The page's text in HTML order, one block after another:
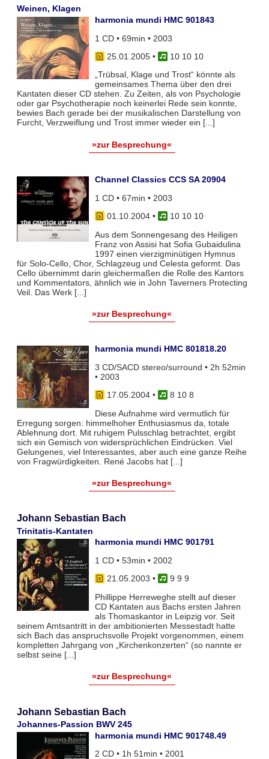
Weinen, Klagen
harmonia mundi HMC 901843
1 CD • 69min • 2003
25.01.2005•
10 10 10
„Trübsal, Klage und Trost“ könnte als
gemeinsames Thema über den drei
Kantaten dieser CD stehen. Zu Zeiten, als von Psychologie
oder gar Psychotherapie noch keinerlei Rede sein konnte,
bewies Bach gerade bei der musikalischen Darstellung von
Furcht, Verzweiflung und Trost immer wieder ein [...]
»zur Besprechung«
Channel Classics CCS SA 20904
1 CD • 67min • 2003
01.10.2004•
10 10 10
Aus dem Sonnengesang des Heiligen
Franz von Assisi hat Sofia Gubaidulina
1997 einen vierzigminütigen Hymnus
für Solo-Cello, Chor, Schlagzeug und Celesta geformt. Das
Cello übernimmt darin gleichermaßen die Rolle des Kantors
und Kommentators, ähnlich wie in John Taverners Protecting
Veil. Das Werk [...]
»zur Besprechung«
harmonia mundi HMC 801818.20
3 CD/SACD stereo/surround • 2h 52min
• 2003
17.05.2004•
8 10 8
Diese Aufnahme wird vermutlich für
Erregung sorgen: himmelhoher Enthusiasmus da, totale
Ablehnung dort. Mit ruhigem Pulsschlag betrachtet, ergibt
sich ein Gemisch von widersprüchlichen Eindrücken. Viel
Gelungenes, viel Interessantes, aber auch eine ganze Reihe
von Fragwürdigkeiten. René Jacobs hat [...]
»zur Besprechung«
Johann Sebastian Bach
Trinitatis-Kantaten
harmonia mundi HMC 901791
1 CD • 53min • 2002
21.05.2003 •
9 9 9
Phillippe Herreweghe stellt auf dieser
CD Kantaten aus Bachs ersten Jahren
als Thomaskantor in Leipzig vor. Seit
seinem Amtsantritt in der ambitionierten Messestadt hatte
sich Bach das anspruchsvolle Projekt vorgenommen, einem
kompletten Jahrgang von „Kirchenkonzerten“ (so nannte er
selbst seine [...]
»zur Besprechung«
Johann Sebastian Bach
Johannes-Passion BWV 245
harmonia mundi HMC 901748.49
2 CD • 1h 51min • 2001